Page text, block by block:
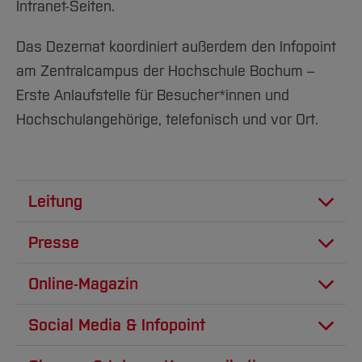
Forschung und Projekte
International
Team
Service
Studiengänge
Aktuelles
Studium
Fachgruppen
Forschung und Entwicklung
International
Amtliche Bekanntmachungen
BO Shop
Familiengerechte Hochschule
Gleichstellung
Diskriminierungsfreie Hochschule
Vertretungen
Wahlen
Hochschulbibliothek
Hochschulkommunikation
International Office
Medienzentrum
qed-Stiftung
Intranet-Seiten.
Das Dezernat koordiniert außerdem den Infopoint
am Zentralcampus der Hochschule Bochum –
Erste Anlaufstelle für Besucher*innen und
Hochschulangehörige, telefonisch und vor Ort.
Leitung
Holger Backes
Dezernat 3
Presse
Online-Magazin
Social Media & Infopoint